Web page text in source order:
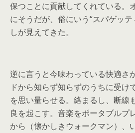
保つことに貢献してくれている。
にそうだが、俗にいう“スパゲッ
しが見えてきた。
逆に言うと今味わっている快適さ
ドから知らず知らずのうちに受け
を思い量らせる。絡まるし、断線
良を起こす。音楽をポータブルプ
から（懐かしきウォークマン）、